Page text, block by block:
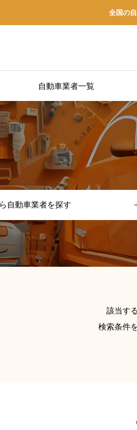
全国の
自動車業者一覧
該当す
検索条件